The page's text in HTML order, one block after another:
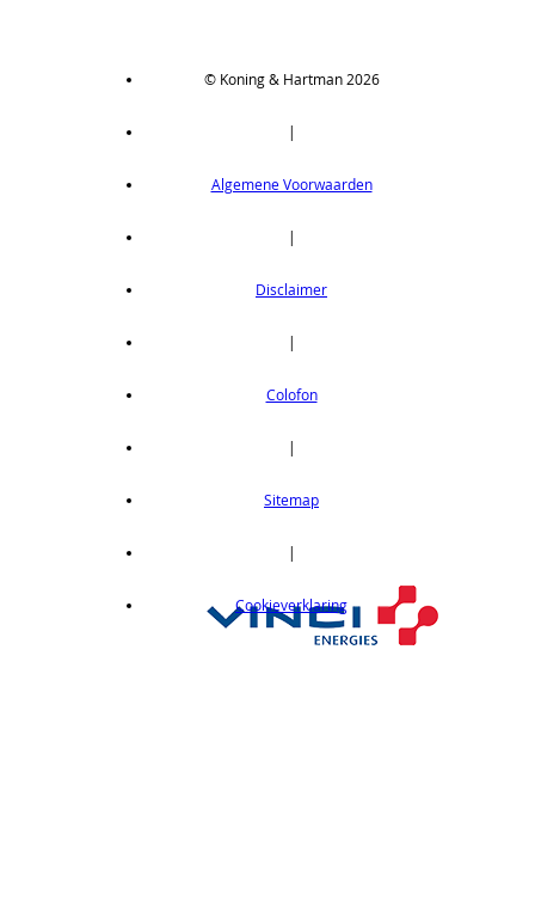
© Koning & Hartman 2026
|
Algemene Voorwaarden
|
Disclaimer
|
Colofon
|
Sitemap
|
Cookieverklaring